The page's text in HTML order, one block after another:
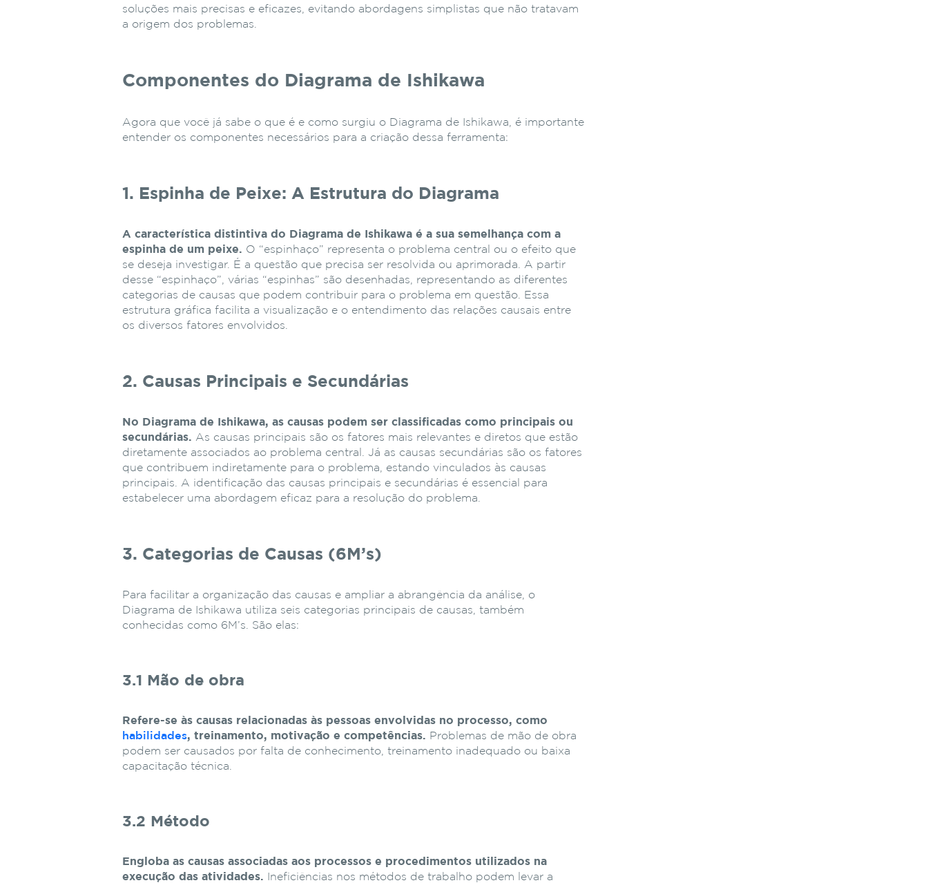
soluções mais precisas e eficazes, evitando abordagens simplistas que não tratavam
a origem dos problemas.
Componentes do Diagrama de Ishikawa
Agora que você já sabe o que é e como surgiu o Diagrama de Ishikawa, é importante
entender os componentes necessários para a criação dessa ferramenta:
1. Espinha de Peixe: A Estrutura do Diagrama
A característica distintiva do Diagrama de Ishikawa é a sua semelhança com a
espinha de um peixe. O “espinhaço” representa o problema central ou o efeito que
se deseja investigar. É a questão que precisa ser resolvida ou aprimorada. A partir
desse “espinhaço”, várias “espinhas” são desenhadas, representando as diferentes
categorias de causas que podem contribuir para o problema em questão. Essa
estrutura gráfica facilita a visualização e o entendimento das relações causais entre
os diversos fatores envolvidos.
2. Causas Principais e Secundárias
No Diagrama de Ishikawa, as causas podem ser classificadas como principais ou
secundárias. As causas principais são os fatores mais relevantes e diretos que estão
diretamente associados ao problema central. Já as causas secundárias são os fatores
que contribuem indiretamente para o problema, estando vinculados às causas
principais. A identificação das causas principais e secundárias é essencial para
estabelecer uma abordagem eficaz para a resolução do problema.
3. Categorias de Causas (6M’s)
Para facilitar a organização das causas e ampliar a abrangência da análise, o
Diagrama de Ishikawa utiliza seis categorias principais de causas, também
conhecidas como 6M’s. São elas:
3.1 Mão de obra
Refere-se às causas relacionadas às pessoas envolvidas no processo, como
habilidades, treinamento, motivação e competências. Problemas de mão de obra
podem ser causados por falta de conhecimento, treinamento inadequado ou baixa
capacitação técnica.
3.2 Método
Engloba as causas associadas aos processos e procedimentos utilizados na
execução das atividades. Ineficiências nos métodos de trabalho podem levar a